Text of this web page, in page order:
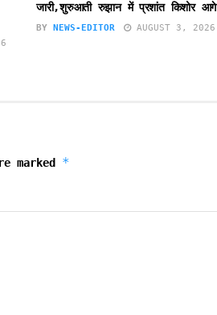
जारी,शुरुआती रुझान में प्रशांत किशोर आगे
BY NEWS-EDITOR AUGUST 3, 2026
marked *